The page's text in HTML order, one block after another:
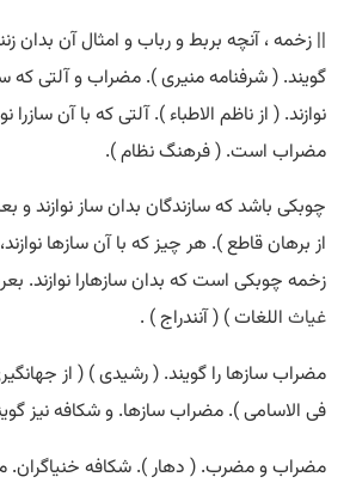
|| زخمه ، آنچه بربط و رباب و امثال آن بدان
گویند. ( شرفنامه منیری ). مضراب و آلتی که
نوازند. ( از ناظم الاطباء ). آلتی که با آن سازرا
مضراب است. ( فرهنگ نظام ).
چوبکی باشد که سازندگان بدان ساز نوازند و
از برهان قاطع ). هر چیز که با آن سازها
زخمه چوبکی است که بدان سازهارا نوازند.
غیاث اللغات ) ( آنندراج ) .
مضراب سازها را گویند. ( رشیدی ) ( از
فی الاسامی ). مضراب سازها. و شکافه نیز
مضراب و مضرب. ( دهار ). شکافه